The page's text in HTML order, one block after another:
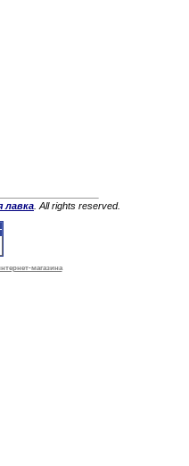
лавка . All rights reserved.
магазина